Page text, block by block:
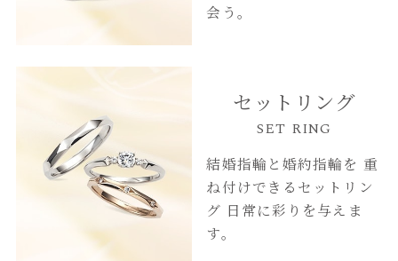
会う。
セットリング
SET RING
結婚指輪と婚約指輪を 重
ね付けできるセットリン
グ 日常に彩りを与えま
す。